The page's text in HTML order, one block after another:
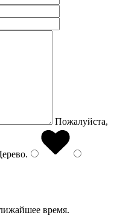
Пожалуйста,
.
время.